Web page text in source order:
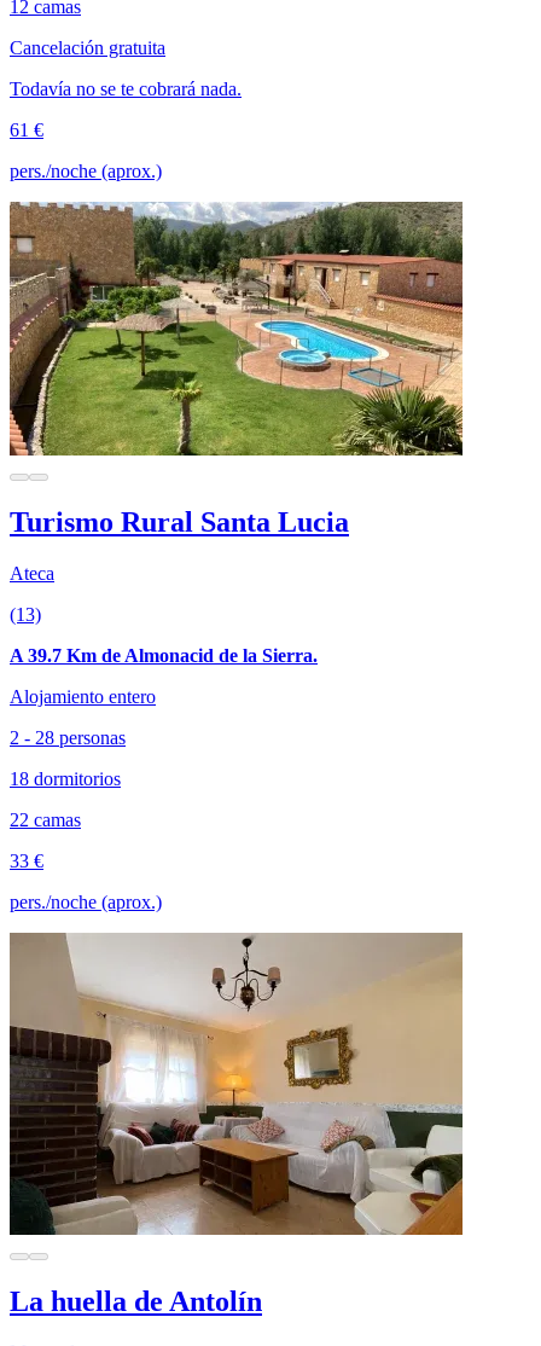
12 camas
Cancelación gratuita
Todavía no se te cobrará nada.
61 €
pers./noche (aprox.)
Turismo Rural Santa Lucia
Ateca
(13)
A 39.7 Km de Almonacid de la Sierra.
Alojamiento entero
2 - 28 personas
18 dormitorios
22 camas
33 €
pers./noche (aprox.)
La huella de Antolín